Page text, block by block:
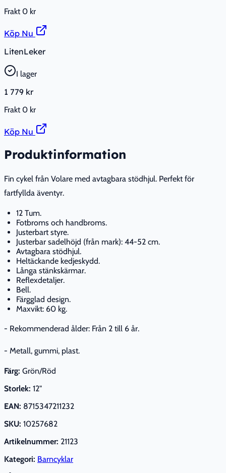
Frakt0 kr
Köp Nu
LitenLeker
I lager
1 779 kr
Frakt0 kr
Köp Nu
Produktinformation
Fin cykel från Volare med avtagbara stödhjul. Perfekt för
fartfyllda äventyr.
12 Tum.
Fotbroms och handbroms.
Justerbart styre.
Justerbar sadelhöjd (från mark): 44-52 cm.
Avtagbara stödhjul.
Heltäckande kedjeskydd.
Långa stänkskärmar.
Reflexdetaljer.
Bell.
Färgglad design.
Maxvikt: 60 kg.
- Rekommenderad ålder: Från 2 till 6 år.
- Metall, gummi, plast.
Färg: Grön/Röd
Storlek: 12"
EAN: 8715347211232
SKU: 10257682
Artikelnummer: 21123
Kategori: Barncyklar